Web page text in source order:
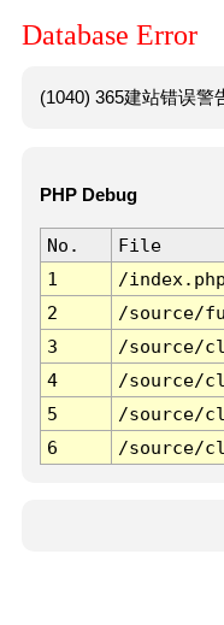
Database Error
(1040) 365建站错误警
PHP Debug
No. File
1
/index.php
2
/source/
3
/source/
4
/source/
5
/source/
6
/source/